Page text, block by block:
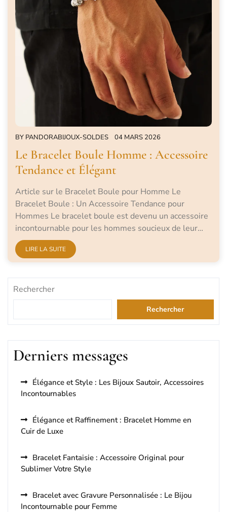
BY PANDORABIJOUX-SOLDES 04 MARS 2026
Le Bracelet Boule Homme : Accessoire
Tendance et Élégant
Article sur le Bracelet Boule pour Homme Le
Bracelet Boule : Un Accessoire Tendance pour
Hommes Le bracelet boule est devenu un accessoire
incontournable pour les hommes soucieux de leur…
LIRE LA SUITE
Rechercher
Rechercher
Derniers messages
Élégance et Style : Les Bijoux Sautoir, Accessoires
Incontournables
Élégance et Raffinement : Bracelet Homme en
Cuir de Luxe
Bracelet Fantaisie : Accessoire Original pour
Sublimer Votre Style
Bracelet avec Gravure Personnalisée : Le Bijou
Incontournable pour Femme